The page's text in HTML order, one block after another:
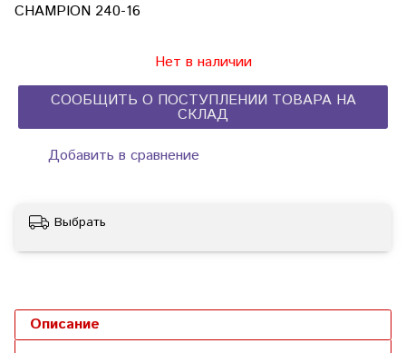
CHAMPION 240-16
Нет в наличии
СООБЩИТЬ О ПОСТУПЛЕНИИ ТОВАРА НА
СКЛАД
Добавить в сравнение
Выбрать
Описание